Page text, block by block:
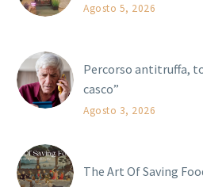
Agosto 5, 2026
Percorso antitruffa,
casco”
Agosto 3, 2026
The Art Of Saving